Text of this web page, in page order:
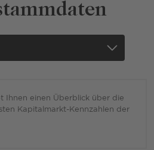
Ihnen einen Überblick über die
Kapitalmarkt-Kennzahlen der